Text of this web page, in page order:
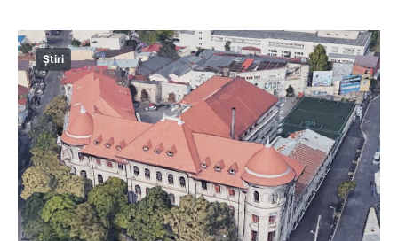
Știri